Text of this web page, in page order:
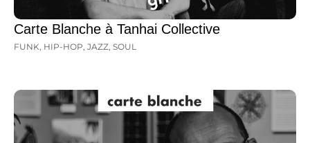
Carte Blanche à Tanhai Collective
FUNK, HIP-HOP, JAZZ, SOUL